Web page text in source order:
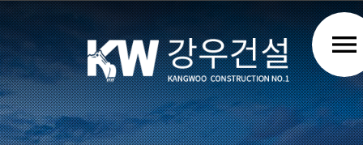
menu